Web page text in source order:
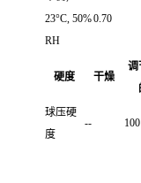
23°C, 50%
RH
0.70
硬度 干燥
调
球压硬
度
-- 100